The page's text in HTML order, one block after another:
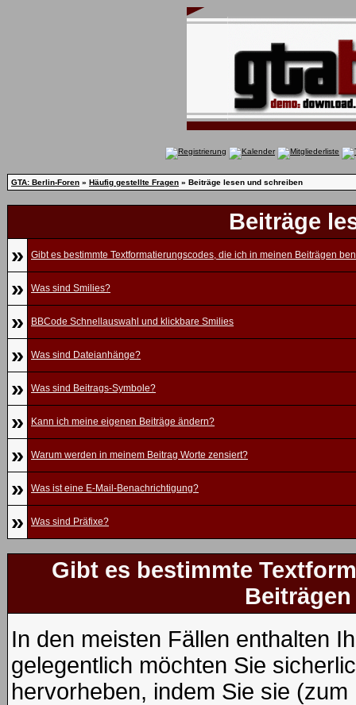
GTA: Berlin-Foren » Häufig gestellte Fragen » Beiträge lesen und schreiben
Beiträge
»
Gibt es bestimmte Textformatierungscodes, die ich in meinen Beiträgen
» Was sind Smilies?
» BBCode Schnellauswahl und klickbare Smilies
» Was sind Dateianhänge?
» Was sind Beitrags-Symbole?
» Kann ich meine eigenen Beiträge ändern?
» Warum werden in meinem Beitrag Worte zensiert?
» Was ist eine E-Mail-Benachrichtigung?
» Was sind Präfixe?
Gibt es bestimmte
In den meisten Fällen enthalten
gelegentlich möchten Sie
hervorheben, indem Sie sie